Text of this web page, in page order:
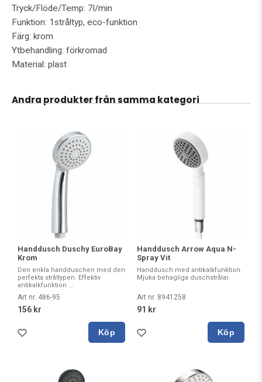
Tryck/Flöde/Temp: 7l/min
Funktion: 1stråltyp, eco-funktion
Färg: krom
Ytbehandling: förkromad
Material: plast
Andra produkter från samma kategori
Handdusch Duschy EuroBay
Krom
Den enkla handduschen med den
perfekta stråltypen. Effektiv
antikalkfunktion ...
Art nr. 486-95
156 kr
Köp
Handdusch Arrow Aqua N-
Spray Vit
Handdusch med antikalkfunktion.
Mjuka behagliga duschstrålar.
Art nr. 8941258
91 kr
Köp